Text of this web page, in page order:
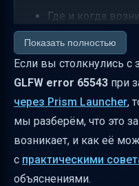
Где и когда
Почему
изнутри
Как
Практические
Как собрать
Показать полностью
Если вы столкнулись
GLFW error 65543 при
через Prism Launcher,
мы разберём, что это
возникает, и как её
с практическими
объяснениями.